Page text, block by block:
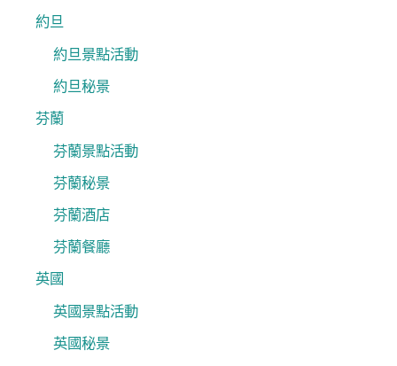
約旦
約旦景點活動
約旦秘景
芬蘭
芬蘭景點活動
芬蘭秘景
芬蘭酒店
芬蘭餐廳
英國
英國景點活動
英國秘景